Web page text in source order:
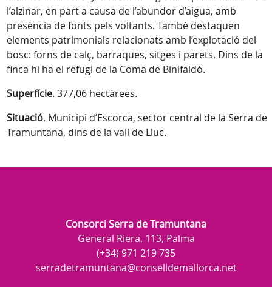
l’alzinar, en part a causa de l’abundor d’aigua, amb
presència de fonts pels voltants. També destaquen
elements patrimonials relacionats amb l’explotació del
bosc: forns de calç, barraques, sitges i parets. Dins de la
finca hi ha el refugi de la Coma de Binifaldó.
Superfície. 377,06 hectàrees.
Situació. Municipi d’Escorca, sector central de la Serra de
Tramuntana, dins de la vall de Lluc.
Consorci Serra de Tramuntana
General Riera, 113, Palma
(+34) 971 219 735
serradetramuntana@conselldemallorca.net